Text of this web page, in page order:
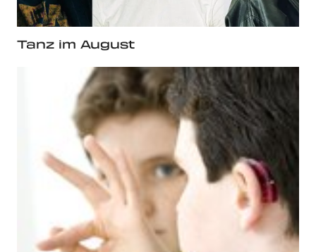
Tanz im August